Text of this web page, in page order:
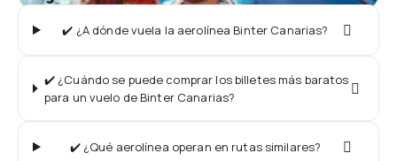
✔️ ¿A dónde vuela la aerolínea Binter Canarias?
✔️ ¿Cuándo se puede comprar los billetes más baratos
para un vuelo de Binter Canarias?
✔️ ¿Qué aerolínea operan en rutas similares?